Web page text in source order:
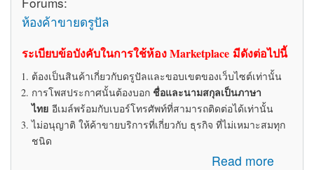
ห้องค้าขายดรูปัล
ระเบียบข้อบังคับในการใช้ห้อง Marketplace มีดังต่อไปนี้
ต้องเป็นสินค้าเกี่ยวกับดรูปัลและขอบเขตของเว็บไซต์เท่านั้น
การโพสประกาศนั้นต้องบอก ชื่อและนามสกุลเป็นภาษา
ไทย อีเมล์พร้อมกับเบอร์โทรศัพท์ที่สามารถติดต่อได้เท่านั้น
ไม่อนุญาติ ให้ค้าขายบริการที่เกี่ยวกับ ธุรกิจ ที่ไม่เหมาะสมทุก
ชนิด
Read more
about ระเบียบข้อบังคับในการใช้ห้อง Marketplace